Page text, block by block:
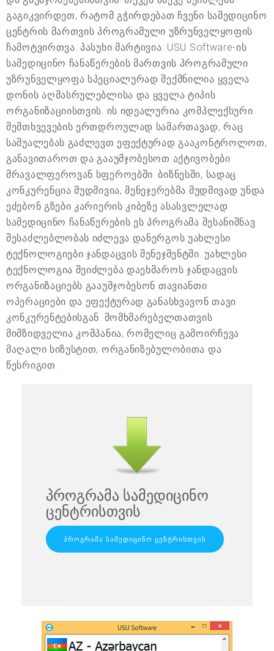
გაგიკვირდეთ, რატომ გჭირდებათ ჩვენი სამედიცინო
ცენტრის მართვის პროგრამული უზრუნველყოფის
ჩამოტვირთვა. პასუხი მარტივია: USU Software-ის
სამედიცინო ჩანაწერების მართვის პროგრამული
უზრუნველყოფა სპეციალურად შექმნილია ყველა
დონის აღმასრულებლისა და ყველა ტიპის
ორგანიზაციისთვის. ის იდეალურია კომპლექსური
შემთხვევების ერთდროულად სამართავად, რაც
საშუალებას გაძლევთ ეფექტურად გააკონტროლოთ,
განავითაროთ და გააუმჯობესოთ აქტივობები
მრავალფეროვან სფეროებში. ბიზნესში, სადაც
კონკურენცია მუდმივია, მენეჯერებმა მუდმივად უნდა
ეძებონ გზები კარიერის კიბეზე ასასვლელად.
სამედიცინო ჩანაწერების ეს პროგრამა შესანიშნავ
შესაძლებლობას იძლევა დანერგოს უახლესი
ტექნოლოგიები ჯანდაცვის მენეჯმენტში. უახლესი
ტექნოლოგია შეიძლება დაეხმაროს ჯანდაცვის
ორგანიზაციებს გააუმჯობესონ თავიანთი
ოპერაციები და ეფექტურად განასხვავონ თავი
კონკურენტებისგან. მომხმარებელთათვის
მიმზიდველია კომპანია, რომელიც გამოირჩევა
მაღალი სიზუსტით, ორგანიზებულობითა და
წესრიგით.
პროგრამა სამედიცინო
ცენტრისთვის
ᲞᲠᲝᲒᲠᲐᲛᲐ ᲡᲐᲛᲔᲓᲘᲪᲘᲜᲝ ᲪᲔᲜᲢᲠᲘᲡᲗᲕᲘᲡ